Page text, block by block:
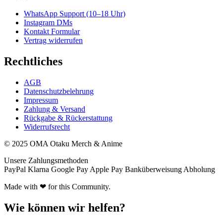
WhatsApp Support (10–18 Uhr)
Instagram DMs
Kontakt Formular
Vertrag widerrufen
Rechtliches
AGB
Datenschutzbelehrung
Impressum
Zahlung & Versand
Rückgabe & Rückerstattung
Widerrufsrecht
© 2025 OMA Otaku Merch & Anime
Unsere Zahlungsmethoden
PayPal Klarna Google Pay Apple Pay Banküberweisung Abholung
Made with ❤ for this Community.
Wie können wir helfen?